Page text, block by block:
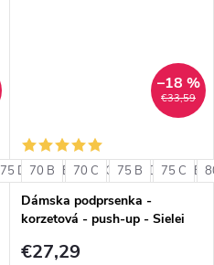
75 D 75 E 80 C 80 D 80 E
€33,59
–18 %
70 B 70 C 75 B 75 C
Dámska podprsenka -
korzetová - push-up - Sielei
€27,29